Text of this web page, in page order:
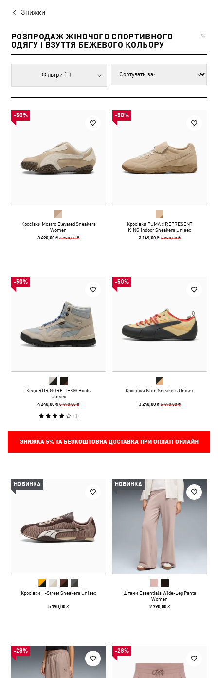
Знижки
РОЗПРОДАЖ ЖІНОЧОГО СПОРТИВНОГО
ОДЯГУ І ВЗУТТЯ БЕЖЕВОГО КОЛЬОРУ
54
Фільтри (1)
-50%
Кросівки Mostro Elevated Sneakers
Women
3 490,00 ₴6 990,00 ₴
-50%
Кросівки PUMA x REPRESENT
KING Indoor Sneakers Unisex
3 149,00 ₴6 290,00 ₴
-50%
Кеди RDR GORE-TEX® Boots
Unisex
4 240,00 ₴8 490,00 ₴
(1)
-50%
Кросівки Klim Sneakers Unisex
3 240,00 ₴6 490,00 ₴
ЗНИЖКА 5%ТА БЕЗКОШТОВНА ДОСТАВКА ПРИ ОПЛАТІ ОНЛАЙН
НОВИНКА
Кросівки H-Street Sneakers Unisex
5 190,00 ₴
НОВИНКА
Штани Essentials Wide-Leg Pants
Women
2 790,00 ₴
-28% -28%